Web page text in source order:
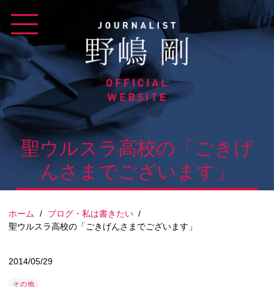
content
聖ウルスラ高校の「ごきげ
んさまでございます」
ホーム / ブログ・私は書きたい /
聖ウルスラ高校の「ごきげんさまでございます」
2014/05/29
その他